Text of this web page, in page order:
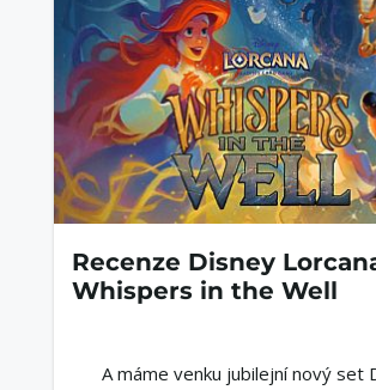
Recenze Disney
Whispers in the Well
A máme venku jubilejní nový set